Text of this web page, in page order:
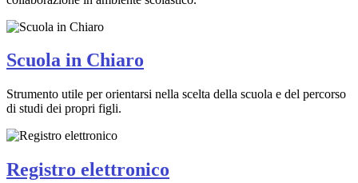
Scuola in Chiaro
Strumento utile per orientarsi nella scelta della scuola e del percorso
di studi dei propri figli.
Registro elettronico